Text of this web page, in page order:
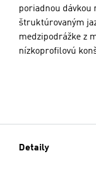
poriadnou dávkou
štruktúrovaným
medzipodrážke z
nízkoprofilovú
Detaily